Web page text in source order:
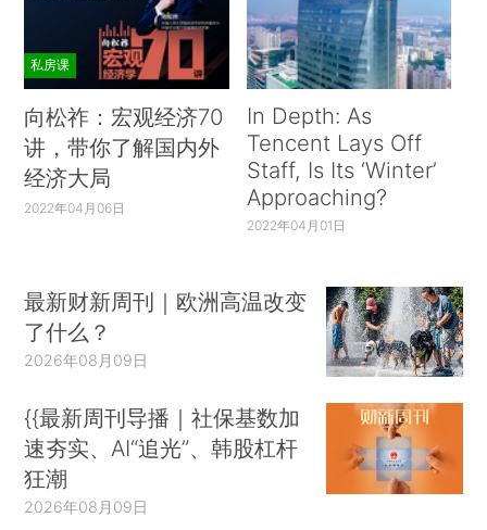
私房课
向松祚：宏观经济70
讲，带你了解国内外
经济大局
2022年04月06日
In Depth: As
Tencent Lays Off
Staff, Is Its ‘Winter’
Approaching?
2022年04月01日
最新财新周刊｜欧洲高温改变
了什么？
2026年08月09日
{{最新周刊导播｜社保基数加
速夯实、AI“追光”、韩股杠杆
狂潮
2026年08月09日